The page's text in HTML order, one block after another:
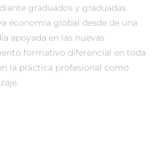
graduados y graduadas
economía global desde de una
apoyada en las nuevas
formativo diferencial en toda
la práctica profesional como